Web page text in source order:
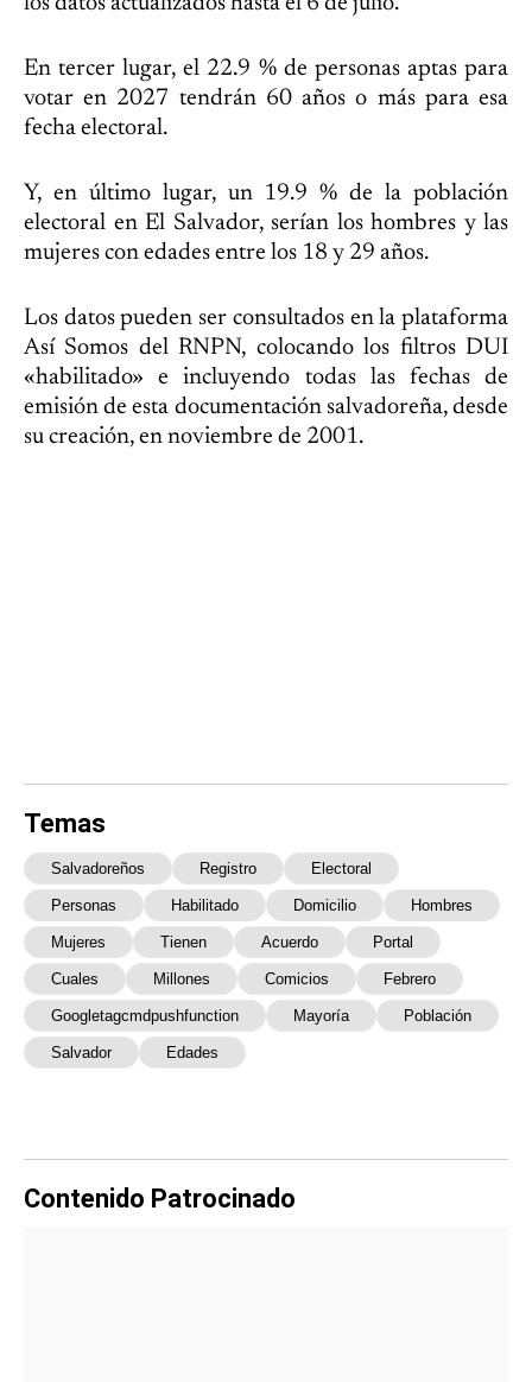
En tercer lugar, el 22.9 % de personas aptas para
votar en 2027 tendrán 60 años o más para esa
fecha electoral.
Y, en último lugar, un 19.9 % de la población
electoral en El Salvador, serían los hombres y las
mujeres con edades entre los 18 y 29 años.
Los datos pueden ser consultados en la plataforma
Así Somos del RNPN, colocando los filtros DUI
«habilitado» e incluyendo todas las fechas de
emisión de esta documentación salvadoreña, desde
su creación, en noviembre de 2001.
Temas
Salvadoreños Registro Electoral
Personas Habilitado Domicilio Hombres
Mujeres Tienen Acuerdo Portal
Cuales Millones Comicios Febrero
Googletagcmdpushfunction Mayoría Población
Salvador Edades
Contenido Patrocinado